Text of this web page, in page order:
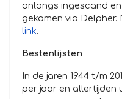
onlangs ingescand
gekomen via Delpher.
link.
Bestenlijsten
In de jaren 1944 t/m
per jaar en allertijden